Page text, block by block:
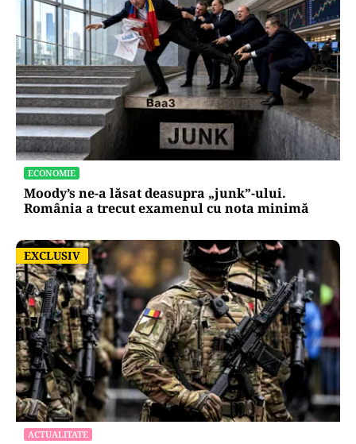
ECONOMIE
Moody’s ne-a lăsat deasupra „junk”-ului.
România a trecut examenul cu nota minimă
EXCLUSIV
EXCLUSIV
ACTUALITATE